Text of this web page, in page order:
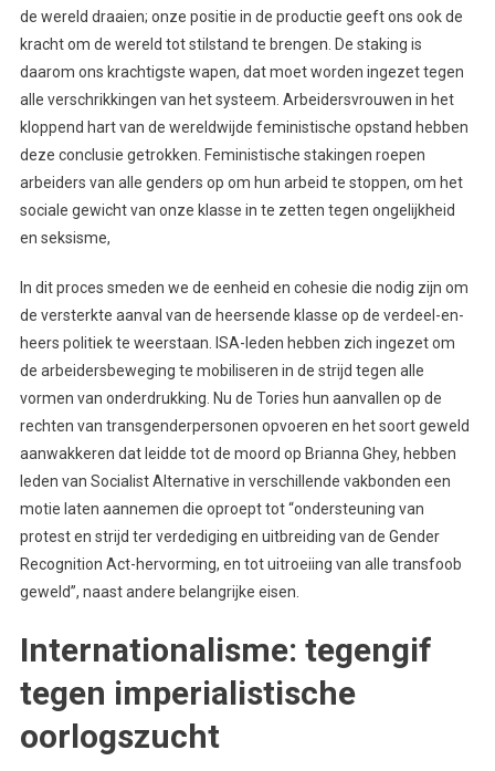
de wereld draaien; onze positie in de productie geeft ons ook de
kracht om de wereld tot stilstand te brengen. De staking is
daarom ons krachtigste wapen, dat moet worden ingezet tegen
alle verschrikkingen van het systeem. Arbeidersvrouwen in het
kloppend hart van de wereldwijde feministische opstand hebben
deze conclusie getrokken. Feministische stakingen roepen
arbeiders van alle genders op om hun arbeid te stoppen, om het
sociale gewicht van onze klasse in te zetten tegen ongelijkheid
en seksisme,
In dit proces smeden we de eenheid en cohesie die nodig zijn om
de versterkte aanval van de heersende klasse op de verdeel-en-
heers politiek te weerstaan. ISA-leden hebben zich ingezet om
de arbeidersbeweging te mobiliseren in de strijd tegen alle
vormen van onderdrukking. Nu de Tories hun aanvallen op de
rechten van transgenderpersonen opvoeren en het soort geweld
aanwakkeren dat leidde tot de moord op Brianna Ghey, hebben
leden van Socialist Alternative in verschillende vakbonden een
motie laten aannemen die oproept tot “ondersteuning van
protest en strijd ter verdediging en uitbreiding van de Gender
Recognition Act-hervorming, en tot uitroeiing van alle transfoob
geweld”, naast andere belangrijke eisen.
Internationalisme: tegengif
tegen imperialistische
oorlogszucht